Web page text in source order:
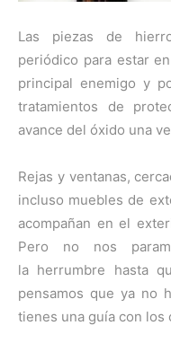
Las piezas de
periódico para estar
principal enemigo y
tratamientos de
avance del óxido una
Rejas y ventanas,
incluso muebles de
acompañan en el
Pero no nos
la herrumbre hasta
pensamos que ya no
tienes una guía con